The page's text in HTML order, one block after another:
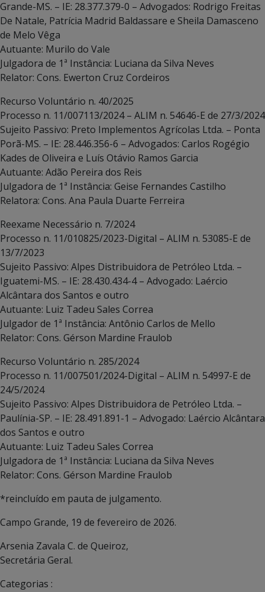
Grande-MS. – IE: 28.377.379-0 – Advogados: Rodrigo Freitas
De Natale, Patrícia Madrid Baldassare e Sheila Damasceno
de Melo Vêga
Autuante: Murilo do Vale
Julgadora de 1ª Instância: Luciana da Silva Neves
Relator: Cons. Ewerton Cruz Cordeiros
Recurso Voluntário n. 40/2025
Processo n. 11/007113/2024 – ALIM n. 54646-E de 27/3/2024
Sujeito Passivo: Preto Implementos Agrícolas Ltda. – Ponta
Porã-MS. – IE: 28.446.356-6 – Advogados: Carlos Rogégio
Kades de Oliveira e Luís Otávio Ramos Garcia
Autuante: Adão Pereira dos Reis
Julgadora de 1ª Instância: Geise Fernandes Castilho
Relatora: Cons. Ana Paula Duarte Ferreira
Reexame Necessário n. 7/2024
Processo n. 11/010825/2023-Digital – ALIM n. 53085-E de
13/7/2023
Sujeito Passivo: Alpes Distribuidora de Petróleo Ltda. –
Iguatemi-MS. – IE: 28.430.434-4 – Advogado: Laércio
Alcântara dos Santos e outro
Autuante: Luiz Tadeu Sales Correa
Julgador de 1ª Instância: Antônio Carlos de Mello
Relator: Cons. Gérson Mardine Fraulob
Recurso Voluntário n. 285/2024
Processo n. 11/007501/2024-Digital – ALIM n. 54997-E de
24/5/2024
Sujeito Passivo: Alpes Distribuidora de Petróleo Ltda. –
Paulínia-SP. – IE: 28.491.891-1 – Advogado: Laércio Alcântara
dos Santos e outro
Autuante: Luiz Tadeu Sales Correa
Julgadora de 1ª Instância: Luciana da Silva Neves
Relator: Cons. Gérson Mardine Fraulob
*reincluído em pauta de julgamento.
Campo Grande, 19 de fevereiro de 2026.
Arsenia Zavala C. de Queiroz,
Secretária Geral.
Categorias :